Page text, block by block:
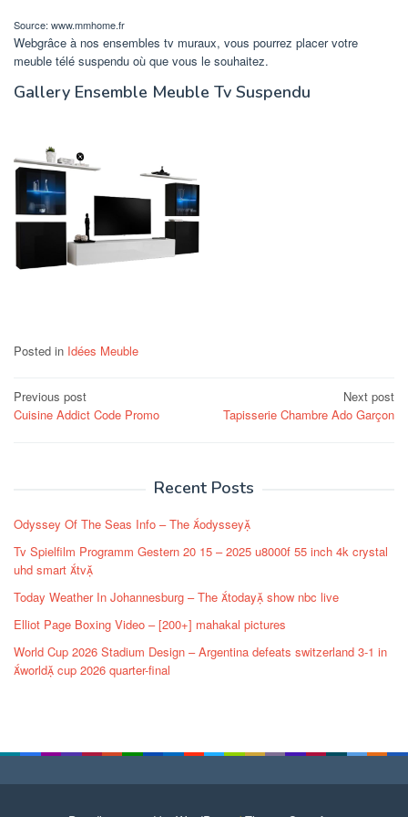
Source: www.mmhome.fr
Webgrâce à nos ensembles tv muraux, vous pourrez placer votre
meuble télé suspendu où que vous le souhaitez.
Gallery Ensemble Meuble Tv Suspendu
Posted in Idées Meuble
Post
navigation
Previous post
Cuisine Addict Code Promo
Next post
Tapisserie Chambre Ado Garçon
Recent Posts
Odyssey Of The Seas Info – The odyssey
Tv Spielfilm Programm Gestern 20 15 – 2025 u8000f 55 inch 4k crystal
uhd smart tv
Today Weather In Johannesburg – The today show nbc live
Elliot Page Boxing Video – [200+] mahakal pictures
World Cup 2026 Stadium Design – Argentina defeats switzerland 3-1 in
world cup 2026 quarter-final